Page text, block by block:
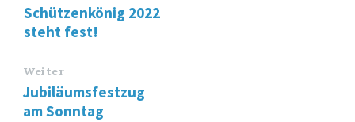
Schützenkönig 2022
steht fest!
Weiter
Jubiläumsfestzug
am Sonntag